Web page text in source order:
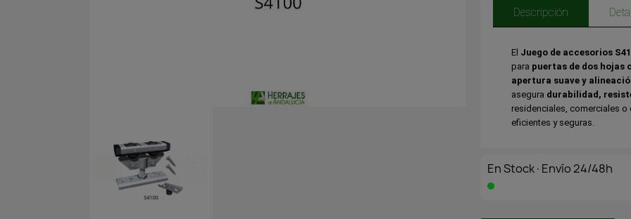
Descripción
El Juego de accesorios
para puertas de dos hojas
apertura suave y
asegura durabilidad,
residenciales, comerciales
eficientes y seguras.
En Stock·Envío 24/48h